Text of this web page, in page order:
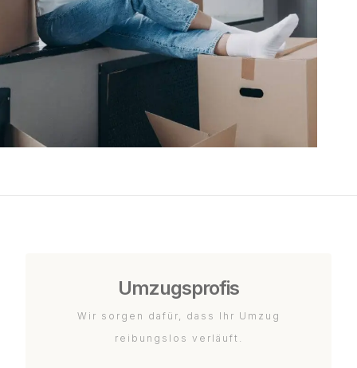
Umzugsprofis
Wir sorgen dafür, dass Ihr Umzug
reibungslos verläuft.